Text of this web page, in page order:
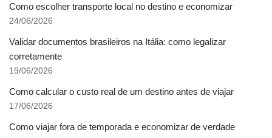
Como escolher transporte local no destino e economizar
24/06/2026
Validar documentos brasileiros na Itália: como legalizar
corretamente
19/06/2026
Como calcular o custo real de um destino antes de viajar
17/06/2026
Como viajar fora de temporada e economizar de verdade